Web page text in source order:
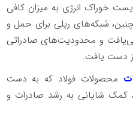
خوراک انرژی به میزان کافی
شبکه‌های ریلی برای حمل و
و محدودیت‌های صادراتی
دست یافت.
محصولات فولاد که به دست
کمک شایانی به رشد صادرات و